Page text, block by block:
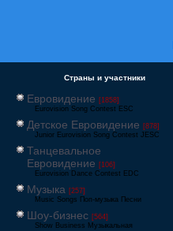
Страны и участники
Евровидение [1858]
Eurovision Song Contest ESC
Детское Евровидение [878]
Junior Eurovision Song Contest JESC
Танцевальное
Евровидение [106]
Eurovision Dance Contest EDC
Музыка [257]
Music Songs Поп-музыка Песни
Шоу-бизнес [564]
Show Business Музыкальная